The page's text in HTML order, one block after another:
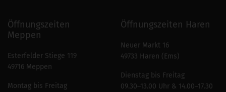
Öffnungszeiten
Meppen
Esterfelder Stiege 119
49716 Meppen
Montag bis Freitag
Öffnungszeiten Haren
Neuer Markt 16
49733 Haren (Ems)
Dienstag bis Freitag
09.30–13.00 Uhr & 14.00–17.30